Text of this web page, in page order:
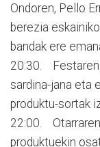
Ondoren, Pello
berezia
bandak ere
20:30. Festaren
sardina-jana eta
produktu-sortak
22:00.
produktuekin